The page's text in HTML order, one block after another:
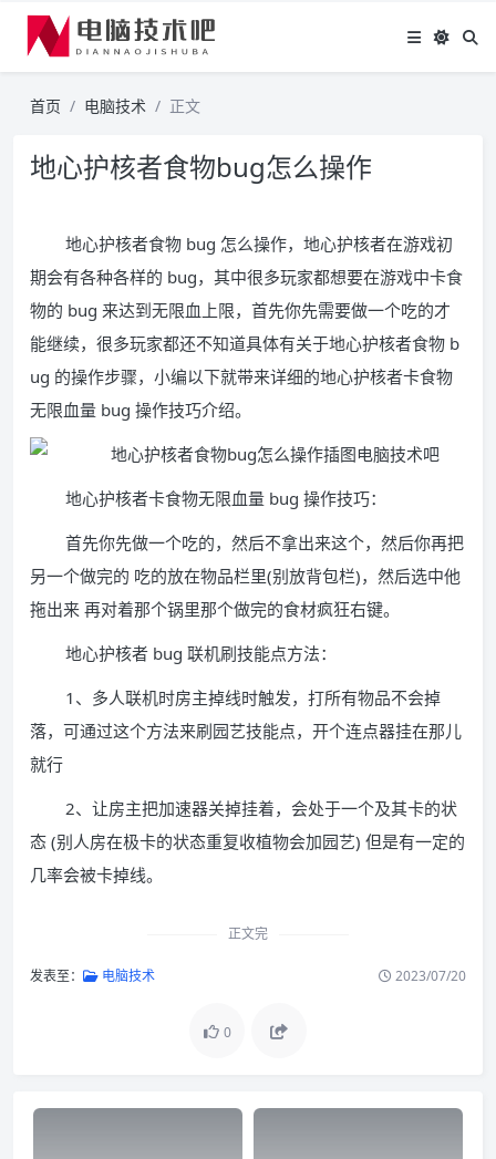
首页 电脑技术 正文
地心护核者食物bug怎么操作
地心护核者食物 bug 怎么操作，地心护核者在游戏初
期会有各种各样的 bug，其中很多玩家都想要在游戏中卡食
物的 bug 来达到无限血上限，首先你先需要做一个吃的才
能继续，很多玩家都还不知道具体有关于地心护核者食物 b
ug 的操作步骤，小编以下就带来详细的地心护核者卡食物
无限血量 bug 操作技巧介绍。
地心护核者卡食物无限血量 bug 操作技巧：
首先你先做一个吃的，然后不拿出来这个，然后你再把
另一个做完的 吃的放在物品栏里(别放背包栏)，然后选中他
拖出来 再对着那个锅里那个做完的食材疯狂右键。
地心护核者 bug 联机刷技能点方法：
1、多人联机时房主掉线时触发，打所有物品不会掉
落，可通过这个方法来刷园艺技能点，开个连点器挂在那儿
就行
2、让房主把加速器关掉挂着，会处于一个及其卡的状
态 (别人房在极卡的状态重复收植物会加园艺) 但是有一定的
几率会被卡掉线。
正文完
发表至： 电脑技术 2023/07/20
0